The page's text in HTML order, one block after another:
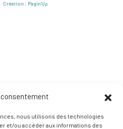
consentement
nous utilisons des technologies
et/ou accéder aux informations des
Création : Pagin’Up